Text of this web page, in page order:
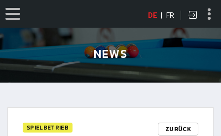
DE | FR
NEWS
SPIELBETRIEB ZURÜCK